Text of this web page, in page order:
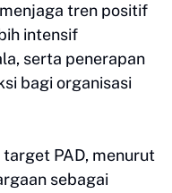
tren positif
intensif
serta penerapan
bagi organisasi
target PAD, menurut
sebagai